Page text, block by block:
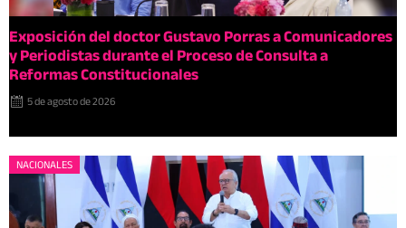
Exposición del doctor Gustavo Porras a Comunicadores
y Periodistas durante el Proceso de Consulta a
Reformas Constitucionales
5 de agosto de 2026
NACIONALES